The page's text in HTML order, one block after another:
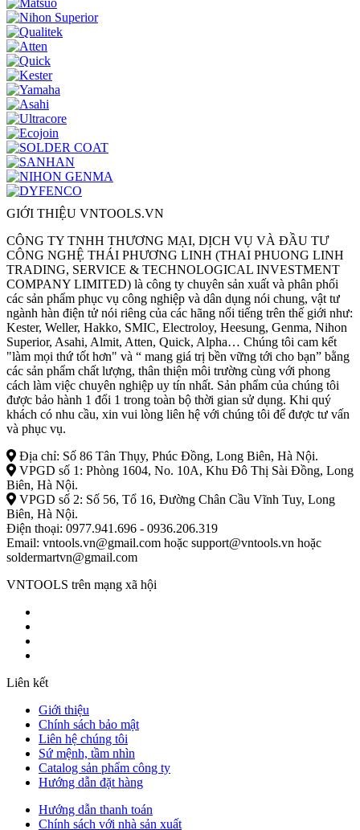
GIỚI THIỆU VNTOOLS.VN
CÔNG TY TNHH THƯƠNG MẠI, DỊCH VỤ VÀ ĐẦU TƯ
CÔNG NGHỆ THÁI PHƯƠNG LINH (THAI PHUONG LINH
TRADING, SERVICE & TECHNOLOGICAL INVESTMENT
COMPANY LIMITED) là công ty chuyên sản xuất và phân phối
các sản phẩm phục vụ công nghiệp và dân dụng nói chung, vật tư
ngành hàn điện tử nói riêng của các hãng nổi tiếng trên thế giới như:
Kester, Weller, Hakko, SMIC, Electroloy, Heesung, Genma, Nihon
Superior, Asahi, Almit, Atten, Quick, Alpha… Chúng tôi cam kết
"làm mọi thứ tốt hơn" và “ mang giá trị bền vững tới cho bạn” bằng
các sản phẩm chất lượng, thân thiện môi trường cùng với phong
cách làm việc chuyên nghiệp uy tín nhất. Sản phẩm của chúng tôi
được bảo hành 1 đổi 1 trong toàn bộ thời gian sử dụng. Khi quý
khách có nhu cầu, xin vui lòng liên hệ với chúng tôi để được tư vấn
và phục vụ.
Địa chỉ: Số 86 Tân Thụy, Phúc Đồng, Long Biên, Hà Nội.
VPGD số 1: Phòng 1604, No. 10A, Khu Đô Thị Sài Đồng, Long
Biên, Hà Nội.
VPGD số 2: Số 56, Tổ 16, Đường Chân Cầu Vĩnh Tuy, Long
Biên, Hà Nội.
Điện thoại: 0977.941.696 - 0936.206.319
Email: vntools.vn@gmail.com hoặc support@vntools.vn hoặc
soldermartvn@gmail.com
VNTOOLS trên mạng xã hội
Liên kết
Giới thiệu
Chính sách bảo mật
Liên hệ chúng tôi
Sứ mệnh, tầm nhìn
Catalog sản phẩm công ty
Hướng dẫn đặt hàng
Hướng dẫn thanh toán
Chính sách với nhà sản xuất